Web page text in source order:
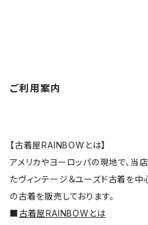
ご利用案内
【古着屋RAINBOWとは】
アメリカやヨーロッパの現地で、当
たヴィンテージ＆ユーズド古着を中
の古着を販売しております。
■古着屋RAINBOWとは